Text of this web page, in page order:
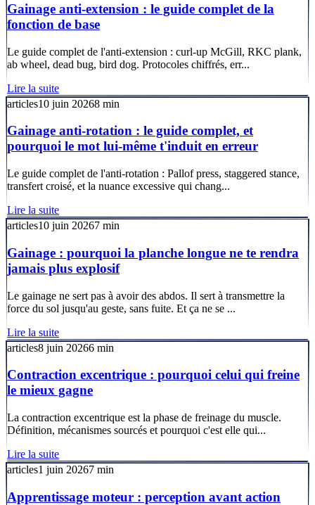
Gainage anti-extension : le guide complet de la
fonction de base
Le guide complet de l'anti-extension : curl-up McGill, RKC plank,
ab wheel, dead bug, bird dog. Protocoles chiffrés, err...
Lire la suite
articles10 juin 20268 min
Gainage anti-rotation : le guide complet, et
pourquoi le mot lui-même t'induit en erreur
Le guide complet de l'anti-rotation : Pallof press, staggered stance,
transfert croisé, et la nuance excessive qui chang...
Lire la suite
articles10 juin 20267 min
Gainage : pourquoi la planche longue ne te rendra
jamais plus explosif
Le gainage ne sert pas à avoir des abdos. Il sert à transmettre la
force du sol jusqu'au geste, sans fuite. Et ça ne se ...
Lire la suite
articles8 juin 20266 min
Contraction excentrique : pourquoi celui qui freine
le mieux gagne
La contraction excentrique est la phase de freinage du muscle.
Définition, mécanismes sourcés et pourquoi c'est elle qui...
Lire la suite
articles1 juin 20267 min
Apprentissage moteur : perception avant action